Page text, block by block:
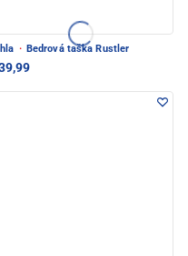
· Bedrová taška Rustler